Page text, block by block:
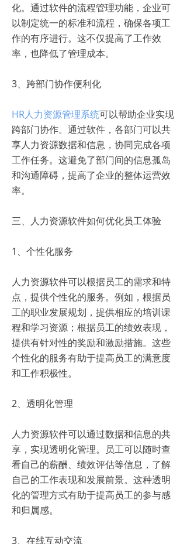
化。通过软件的流程管理功能，企业可
以制定统一的标准和流程，确保各项工
作的有序进行。这不仅提高了工作效
率，也降低了管理成本。
3、跨部门协作便利化
HR人力资源管理系统可以帮助企业实现
跨部门协作。通过软件，各部门可以共
享人力资源数据和信息，协同完成各项
工作任务。这避免了部门间的信息孤岛
和沟通障碍，提高了企业的整体运营效
率。
三、人力资源软件如何优化员工体验
1、个性化服务
人力资源软件可以根据员工的需求和特
点，提供个性化的服务。例如，根据员
工的职业发展规划，提供相应的培训课
程和学习资源；根据员工的绩效表现，
提供有针对性的奖励和激励措施。这些
个性化的服务有助于提高员工的满意度
和工作积极性。
2、透明化管理
人力资源软件可以通过数据和信息的共
享，实现透明化管理。员工可以随时查
看自己的薪酬、绩效评估等信息，了解
自己的工作表现和发展前景。这种透明
化的管理方式有助于提高员工的参与感
和归属感。
3、在线互动交流